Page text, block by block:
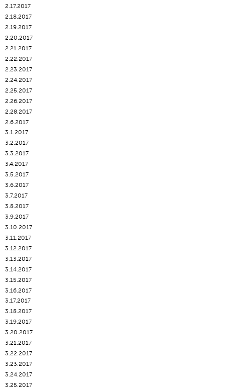
2.17.2017
2.18.2017
2.19.2017
2.20.2017
2.21.2017
2.22.2017
2.23.2017
2.24.2017
2.25.2017
2.26.2017
2.28.2017
2.6.2017
3.1.2017
3.2.2017
3.3.2017
3.4.2017
3.5.2017
3.6.2017
3.7.2017
3.8.2017
3.9.2017
3.10.2017
3.11.2017
3.12.2017
3,13.2017
3.14.2017
3.15.2017
3.16.2017
3.17.2017
3.18.2017
3.19.2017
3.20.2017
3.21.2017
3.22.2017
3.23.2017
3.24.2017
3.25.2017